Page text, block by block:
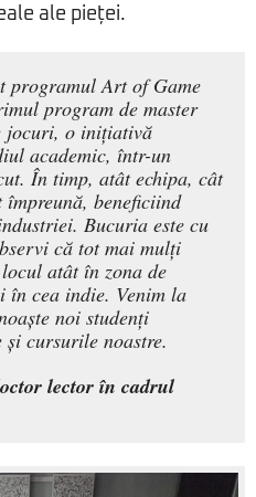
ale pieței.
programul Art of Game
program de master
jocuri, o inițiativă
academic, într-un
În timp, atât echipa, cât
beneficiind
Bucuria este cu
că tot mai mulți
atât în zona de
în cea indie. Venim la
noi studenți
cursurile noastre.
lector în cadrul